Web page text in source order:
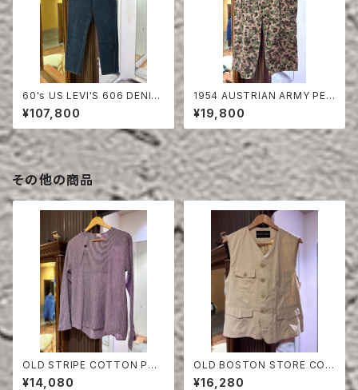
60's US LEVI'S 606 DENIM
PANTS
¥107,800
1954 AUSTRIAN ARMY PEA
DOT CAMO FIERD PANTS
¥19,800
その他の商品
OLD STRIPE COTTON PUL
LOVER SHIRT
¥14,080
OLD BOSTON STORE COT
TON×POLY VEST
¥16,280